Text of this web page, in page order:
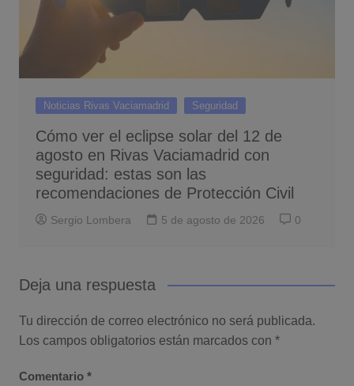
Noticias Rivas Vaciamadrid Seguridad
Cómo ver el eclipse solar del 12 de
agosto en Rivas Vaciamadrid con
seguridad: estas son las
recomendaciones de Protección Civil
Sergio Lombera 5 de agosto de 2026 0
Deja una respuesta
Tu dirección de correo electrónico no será publicada.
Los campos obligatorios están marcados con *
Comentario *